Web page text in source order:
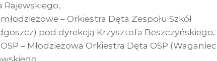
Rajewskiego,
– Orkiestra Dęta Zespołu Szkół
pod dyrekcją Krzysztofa Beszczyńskiego,
– Młodzieżowa Orkiestra Dęta OSP